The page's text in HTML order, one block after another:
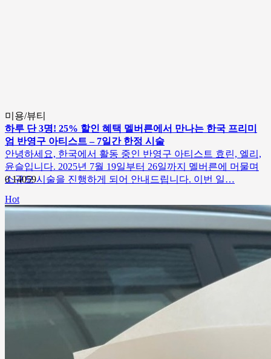
미용/뷰티
하루 단 3명! 25% 할인 혜택 멜버른에서 만나는 한국 프리미
엄 반영구 아티스트 – 7일간 한정 시술
안녕하세요, 한국에서 활동 중인 반영구 아티스트 효린, 엘리,
윤슬입니다. 2025년 7월 19일부터 26일까지 멜버른에 머물며
소규모 시술을 진행하게 되어 안내드립니다. 이번 일…
014059
Hot